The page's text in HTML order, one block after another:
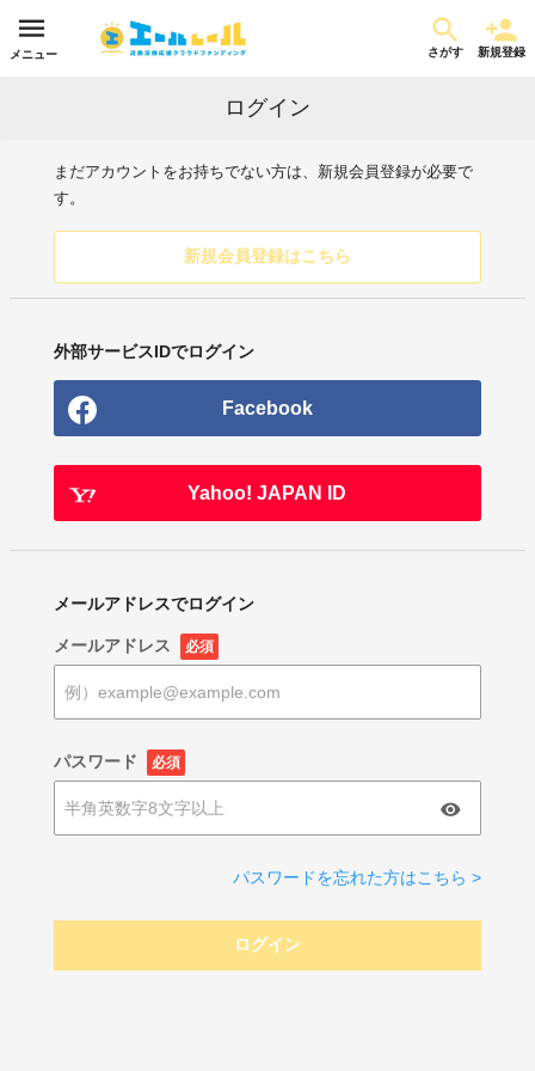
メニュー さがす 新規登録
ログイン
まだアカウントをお持ちでない方は、新規会員登録が必要で
す。
新規会員登録はこちら
外部サービスIDでログイン
Facebook
Yahoo! JAPAN ID
メールアドレスでログイン
メールアドレス 必須
パスワード 必須
パスワードを忘れた方はこちら >
ログイン